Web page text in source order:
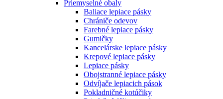
Priemyselné obaly
Baliace lepiace pásky
Chrániče odevov
Farebné lepiace pásky
Gumičky
Kancelárske lepiace pásky
Krepové lepiace pásky
Lepiace pásky
Obojstranné lepiace pásky
Odvíjače lepiacich pások
Pokladničné kotúčiky